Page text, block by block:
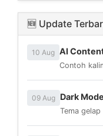
🆕 Update
10 Aug AI
Contoh
09 Aug Dark Mode
Tema